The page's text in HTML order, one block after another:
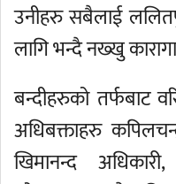
उनीहरु सबैलाई
लागि भन्दै नख्खु
बन्दीहरुको तर्फबाट
अधिबक्ताहरु
खिमानन्द